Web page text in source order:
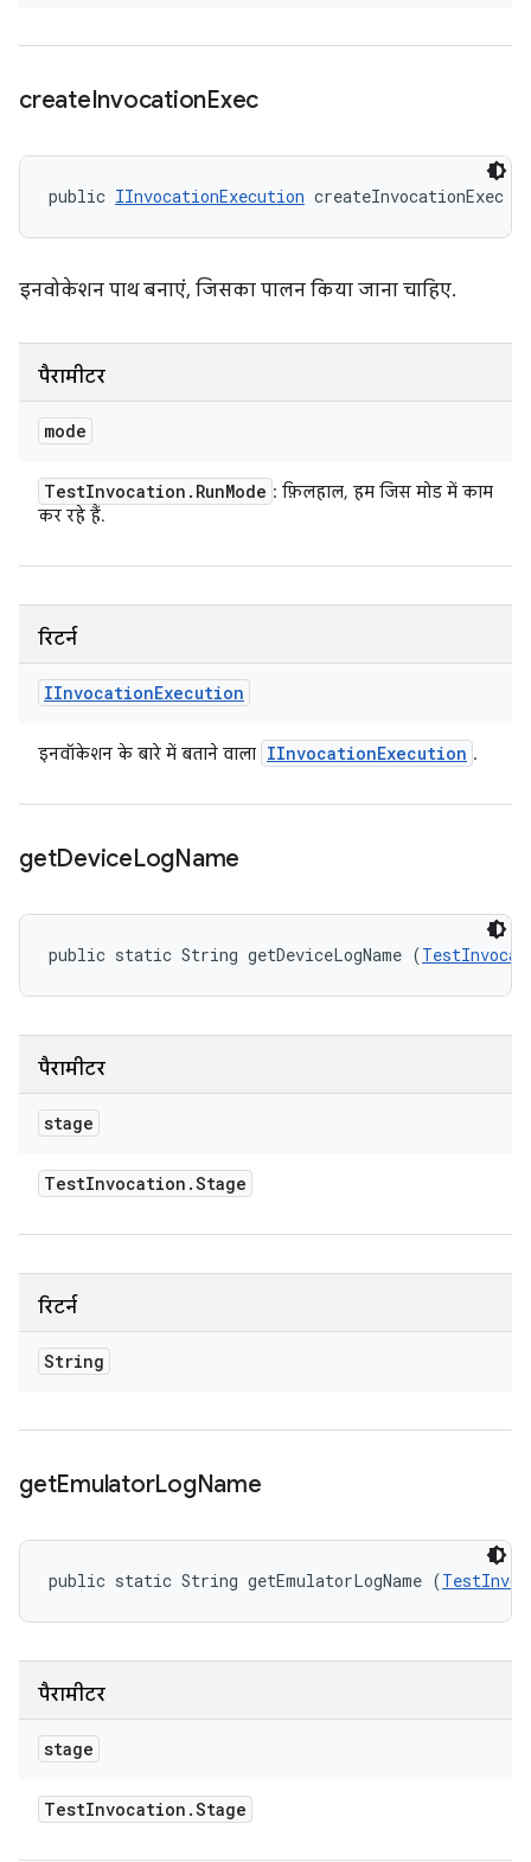
createInvocationExec
public IInvocationExecution createInvocationExec (
इनवोकेशन पाथ बनाएं, जिसका पालन किया जाना चाहिए.
पैरामीटर
mode
TestInvocation . RunMode : फ़िलहाल, हम जिस मोड में काम
कर रहे हैं.
रिटर्न
IInvocationExecution
इनवॉकेशन के बारे में बताने वाला IInvocationExecution .
getDeviceLogName
public static String getDeviceLogName (
पैरामीटर
stage
TestInvocation .Stage
रिटर्न
String
getEmulatorLogName
public static String getEmulatorLogName (
पैरामीटर
stage
TestInvocation .Stage